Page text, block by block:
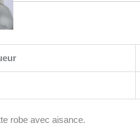
robe avec aisance.